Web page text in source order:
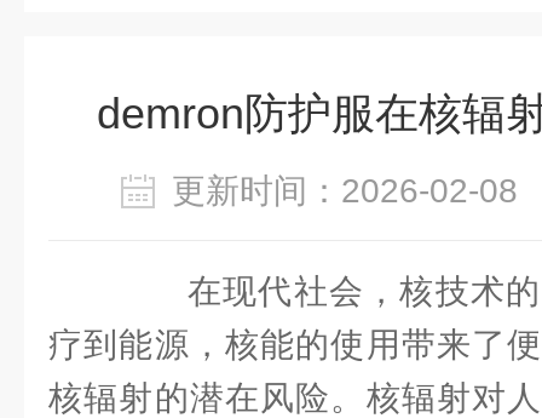
demron防护服在核辐
更新时间：2026-02-
在现代社会，核技术的
疗到能源，核能的使用带来了
核辐射的潜在风险。核辐射对